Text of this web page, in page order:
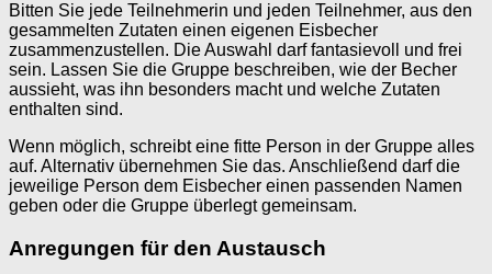
Bitten Sie jede Teilnehmerin und jeden Teilnehmer, aus den
gesammelten Zutaten einen eigenen Eisbecher
zusammenzustellen. Die Auswahl darf fantasievoll und frei
sein. Lassen Sie die Gruppe beschreiben, wie der Becher
aussieht, was ihn besonders macht und welche Zutaten
enthalten sind.
Wenn möglich, schreibt eine fitte Person in der Gruppe alles
auf. Alternativ übernehmen Sie das. Anschließend darf die
jeweilige Person dem Eisbecher einen passenden Namen
geben oder die Gruppe überlegt gemeinsam.
Anregungen für den Austausch